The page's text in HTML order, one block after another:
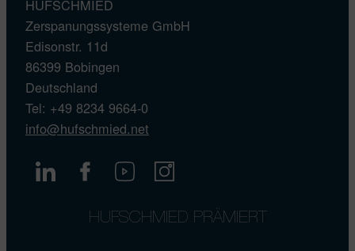
HUFSCHMIED
Zerspanungssysteme GmbH
Edisonstr. 11d
86399 Bobingen
Deutschland
Tel: +49 8234 9664-0
info@hufschmied.net
HUFSCHMIED PRÄMIERT